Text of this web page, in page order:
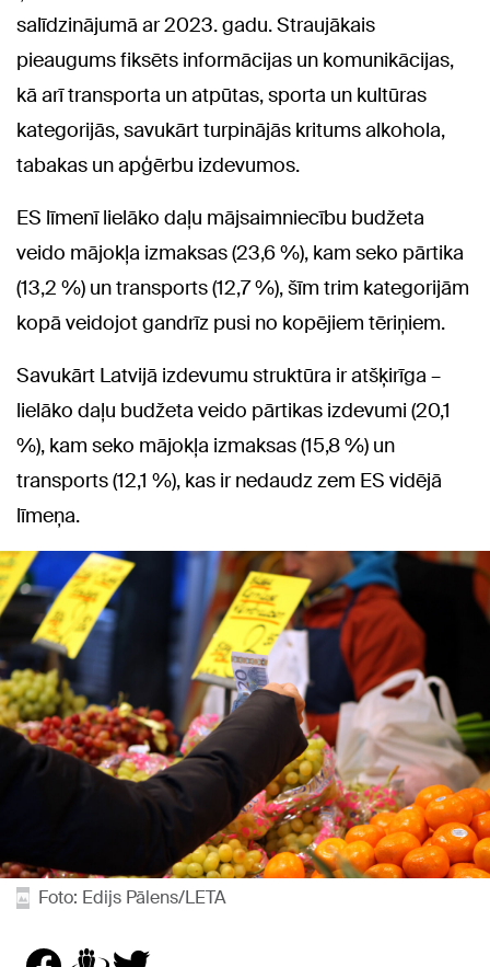
salīdzinājumā ar 2023. gadu. Straujākais
pieaugums fiksēts informācijas un komunikācijas,
kā arī transporta un atpūtas, sporta un kultūras
kategorijās, savukārt turpinājās kritums alkohola,
tabakas un apģērbu izdevumos.
ES līmenī lielāko daļu mājsaimniecību budžeta
veido mājokļa izmaksas (23,6 %), kam seko pārtika
(13,2 %) un transports (12,7 %), šīm trim kategorijām
kopā veidojot gandrīz pusi no kopējiem tēriņiem.
Savukārt Latvijā izdevumu struktūra ir atšķirīga –
lielāko daļu budžeta veido pārtikas izdevumi (20,1
%), kam seko mājokļa izmaksas (15,8 %) un
transports (12,1 %), kas ir nedaudz zem ES vidējā
līmeņa.
Foto: Edijs Pālens/LETA